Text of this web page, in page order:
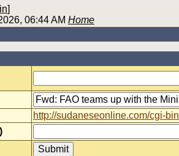
]
06:44 AM Home
http://sudaneseonline.com/cgi-